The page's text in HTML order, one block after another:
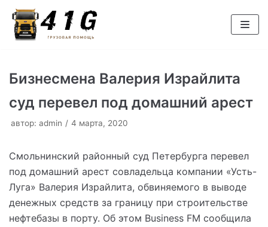
Перейти
к
Бизнесмена Валерия Израйлита
суд перевел под домашний арест
автор: admin 4 марта, 2020
Смольнинский районный суд Петербурга перевел
под домашний арест совладельца компании «Усть-
Луга» Валерия Израйлита, обвиняемого в выводе
денежных средств за границу при строительстве
нефтебазы в порту. Об этом Business FM сообщила